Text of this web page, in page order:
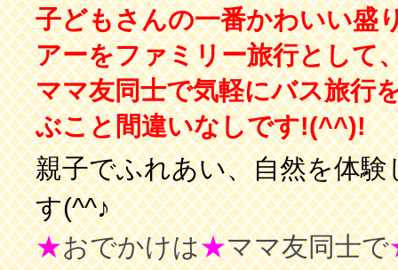
子どもさんの一番かわいい盛
アーをファミリー旅行として
ママ友同士で気軽にバス旅行
ぶこと間違いなしです!(^^)!
親子でふれあい、自然を体
す(^^♪
★おでかけは★ママ友同士で